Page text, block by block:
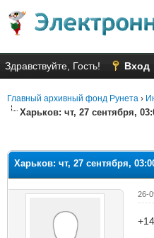
Здравствуйте, Гость! Вход
Главный архивный фонд Рунета ›
Харьков: чт, 27 сентября,
Харьков: чт, 27 сентября,
26-